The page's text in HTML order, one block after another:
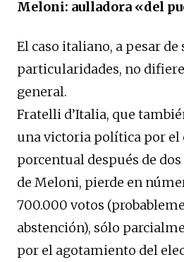
Meloni: aulladora «del
El caso italiano, a pesar de
particularidades, no
general.
Fratelli d’Italia, que
una victoria política por
porcentual después de
de Meloni, pierde en
700.000 votos
abstención), sólo
por el agotamiento del